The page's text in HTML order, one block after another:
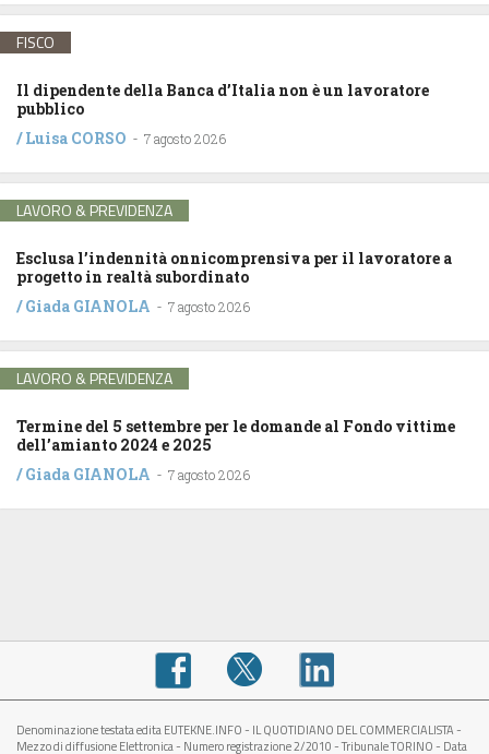
FISCO
Il dipendente della Banca d’Italia non è un lavoratore
pubblico
/Luisa CORSO - 7 agosto 2026
LAVORO & PREVIDENZA
Esclusa l’indennità onnicomprensiva per il lavoratore a
progetto in realtà subordinato
/Giada GIANOLA - 7 agosto 2026
LAVORO & PREVIDENZA
Termine del 5 settembre per le domande al Fondo vittime
dell’amianto 2024 e 2025
/Giada GIANOLA - 7 agosto 2026
Denominazione testata edita EUTEKNE.INFO - IL QUOTIDIANO DEL COMMERCIALISTA -
Mezzo di diffusione Elettronica - Numero registrazione 2/2010 - Tribunale TORINO - Data